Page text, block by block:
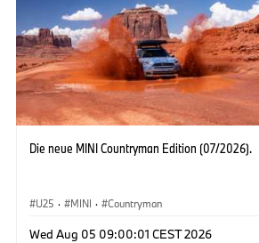
Die neue MINI Countryman Edition (07/2026).
U25 · MINI · Countryman
Wed Aug 05 09:00:01 CEST 2026